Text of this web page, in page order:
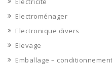
Electroménager
Electronique divers
Elevage
Emballage –